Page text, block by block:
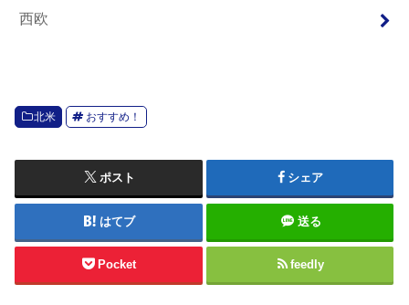
西欧
北米 おすすめ！
ポスト シェア
はてブ 送る
Pocket feedly